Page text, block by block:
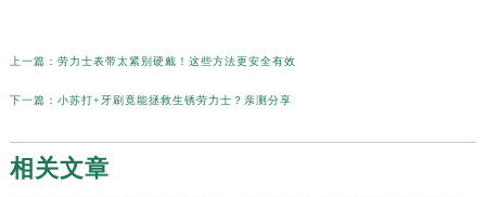
上一篇： 劳力士表带太紧别硬戴！这些方法更安全有效
下一篇： 小苏打+牙刷竟能拯救生锈劳力士？亲测分享
相关文章